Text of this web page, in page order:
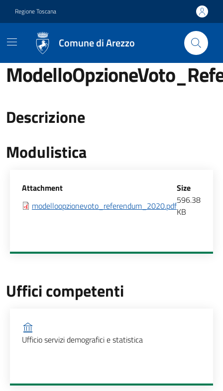
Regione Toscana
Comune di Arezzo
Descrizione
Modulistica
Allegati
Attachment
Size
modelloopzionevoto_referendum_2020.pdf596.38
KB
Uffici competenti
Ufficio competente
Ufficio servizi demografici e statistica